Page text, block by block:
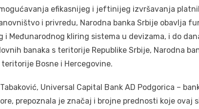
efikasnijeg i jeftinijeg izvršavanja
i privredu, Narodna banka Srbije obavlja
i Međunarodnog kliring sistema u devizama, i do
banaka s teritorije Republike Srbije, Narodna
Bosne i Hercegovine.
Universal Capital Bank AD Podgorica –
prepoznala je značaj i brojne prednosti koje ovaj